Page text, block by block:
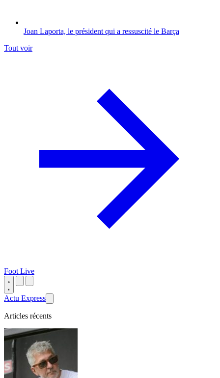
Joan Laporta, le président qui a ressuscité le Barça
Tout voir
Foot Live
Actu Express
Articles récents